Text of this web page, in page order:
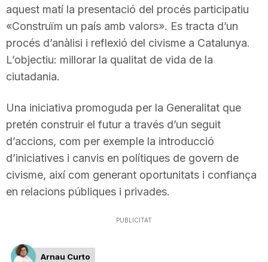
t
a
t
d
e
T
aquest matí la presentació del procés participatiu
«Construïm un país amb valors». Es tracta d’un
procés d’anàlisi i reflexió del civisme a Catalunya.
L’objectiu: millorar la qualitat de vida de la
ciutadania.
Una iniciativa promoguda per la Generalitat que
pretén construir el futur a través d’un seguit
d’accions, com per exemple la introducció
d’iniciatives i canvis en polítiques de govern de
civisme, així com generant oportunitats i confiança
en relacions públiques i privades.
PUBLICITAT
Arnau Curto